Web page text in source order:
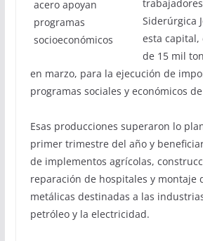
Siderúrgica
esta capital,
de 15 mil
en marzo, para la ejecución de
programas sociales y económicos
Esas producciones superaron lo
primer trimestre del año y
de implementos agrícolas,
reparación de hospitales y montaje
metálicas destinadas a las
petróleo y la electricidad.